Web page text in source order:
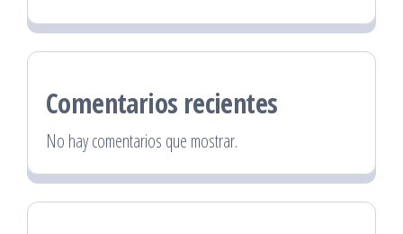
Comentarios recientes
No hay comentarios que mostrar.